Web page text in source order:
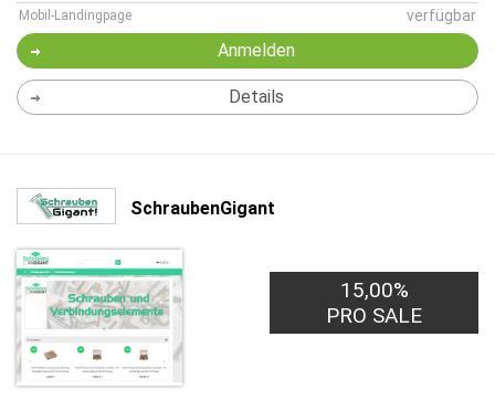
Mobil-Landingpage verfügbar
Anmelden
Details
SchraubenGigant
15,00%
PRO SALE